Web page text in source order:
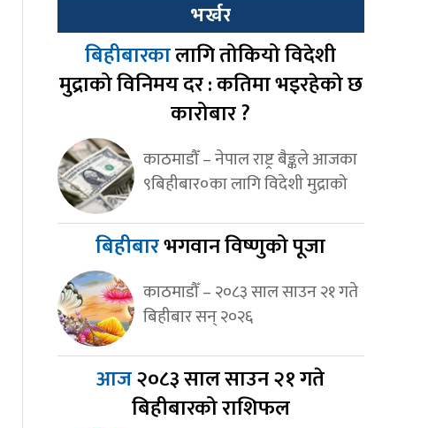
भर्खर
बिहीबारकालागि तोकियो विदेशी
मुद्राको विनिमय दर : कतिमा भइरहेको छ
कारोबार ?
काठमाडौँ – नेपाल राष्ट्र बैङ्कले आजका
९बिहीबार०का लागि विदेशी मुद्राको
बिहीबारभगवान विष्णुको पूजा
काठमाडौँ – २०८३ साल साउन २१ गते
बिहीबार सन् २०२६
आज२०८३ साल साउन २१ गते
बिहीबारको राशिफल